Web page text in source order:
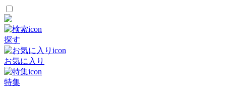
探す
お気に入り
特集